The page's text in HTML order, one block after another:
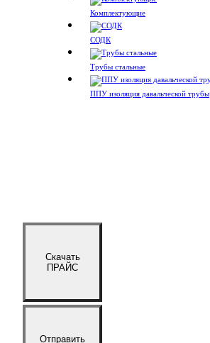
Комплектующие
СОДК
Трубы стальные
ППУ изоляция давальческой трубы
Скачать
ПРАЙС
Отправить